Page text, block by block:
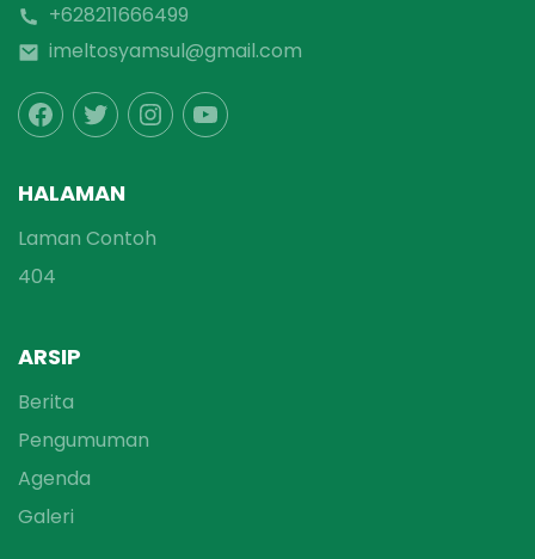
+628211666499
imeltosyamsul@gmail.com
HALAMAN
Laman Contoh
404
ARSIP
Berita
Pengumuman
Agenda
Galeri